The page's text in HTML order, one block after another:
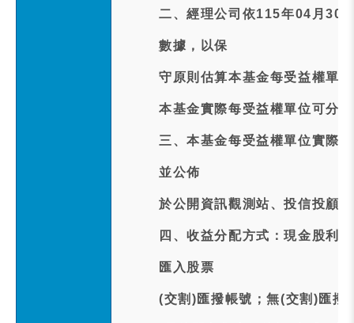
二、經理公司依115年04月30
數據，以保
守原則估算本基金每受益權單
本基金實際每受益權單位可分
三、本基金每受益權單位實際
並公佈
於公開資訊觀測站、投信投顧
四、收益分配方式：現金股利
匯入股票
(交割)匯撥帳號；無(交割)匯撥